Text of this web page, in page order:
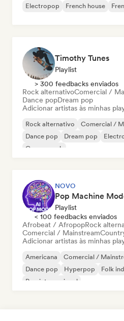
Electropop
French house
Timothy Tunes
Playlist
> 300 feedbacks enviados
Rock alternativoComercial /
Dance popDream pop
Adicionar artistas às minhas
Rock alternativo Comercial /
Dance pop
Dream pop
Garage rock
NOVO
Playlist
< 100 feedbacks enviados
Afrobeat / AfropopRock
Comercial / Mainstream
Adicionar artistas às minhas
Americana Comercial /
Dance pop
Hyperpop Folk
Pop internacional